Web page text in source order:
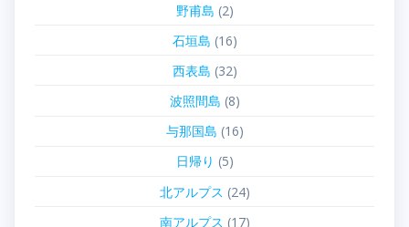
野甫島 (2)
石垣島 (16)
西表島 (32)
波照間島 (8)
与那国島 (16)
日帰り (5)
北アルプス (24)
南アルプス (17)